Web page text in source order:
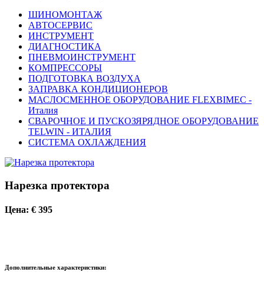
ШИНОМОНТАЖ
АВТОСЕРВИС
ИНСТРУМЕНТ
ДИАГНОСТИКА
ПНЕВМОИНСТРУМЕНТ
КОМПРЕССОРЫ
ПОДГОТОВКА ВОЗДУХА
ЗАПРАВКА КОНДИЦИОНЕРОВ
МАСЛОСМЕННОЕ ОБОРУДОВАНИЕ FLEXBIMEC -
Италия
СВАРОЧНОЕ И ПУСКОЗЯРЯДНОЕ ОБОРУДОВАНИЕ
TELWIN - ИТАЛИЯ
СИСТЕМА ОХЛАЖДЕНИЯ
Нарезка протектора
Цена: € 395
Дополнительные характеристики: